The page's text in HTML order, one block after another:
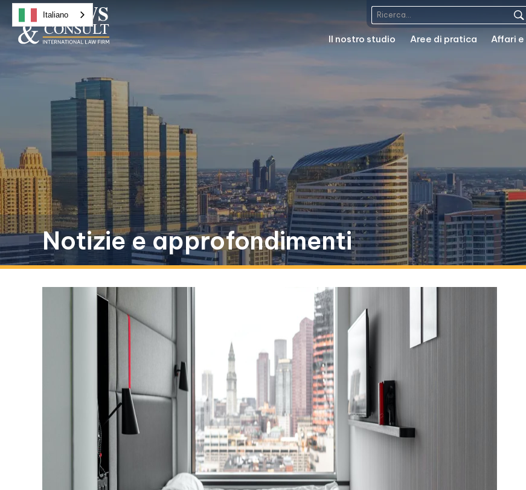
Il nostro studio Aree di pratica Affari
Notizie e approfondimenti
Italiano